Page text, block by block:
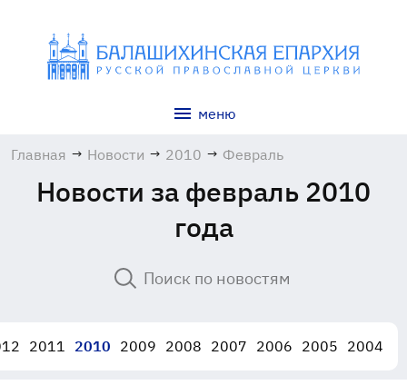
меню
Главная → Новости → 2010 → Февраль
Новости за февраль 2010
года
2011 2010 2009 2008 2007 2006 2005 2004